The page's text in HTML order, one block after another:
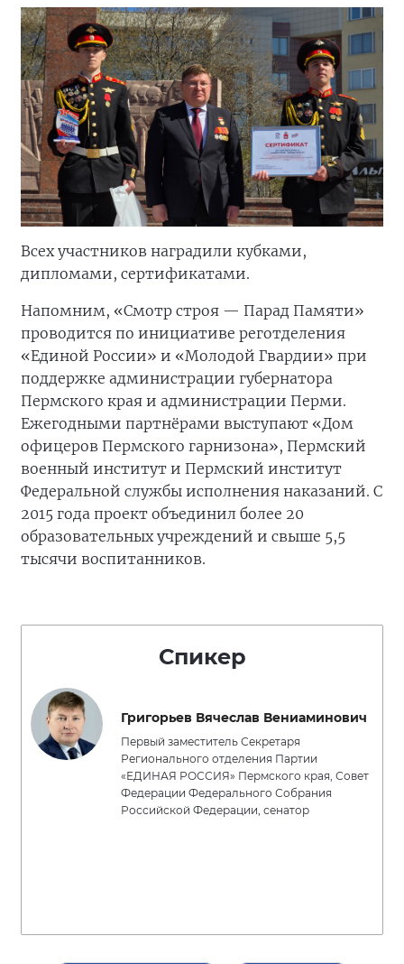
Всех участников наградили кубками,
дипломами, сертификатами.
Напомним, «Смотр строя — Парад Памяти»
проводится по инициативе реготделения
«Единой России» и «Молодой Гвардии» при
поддержке администрации губернатора
Пермского края и администрации Перми.
Ежегодными партнёрами выступают «Дом
офицеров Пермского гарнизона», Пермский
военный институт и Пермский институт
Федеральной службы исполнения наказаний. С
2015 года проект объединил более 20
образовательных учреждений и свыше 5,5
тысячи воспитанников.
Спикер
Григорьев Вячеслав Вениаминович
Первый заместитель Секретаря
Регионального отделения Партии
«ЕДИНАЯ РОССИЯ» Пермского края, Совет
Федерации Федерального Собрания
Российской Федерации, сенатор